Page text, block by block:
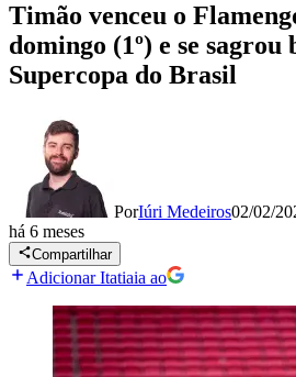
Timão venceu o
domingo (1º) e se sagrou
Supercopa do Brasil
PorIúri Medeiros02/02/
há 6 meses
Compartilhar
Adicionar Itatiaia ao